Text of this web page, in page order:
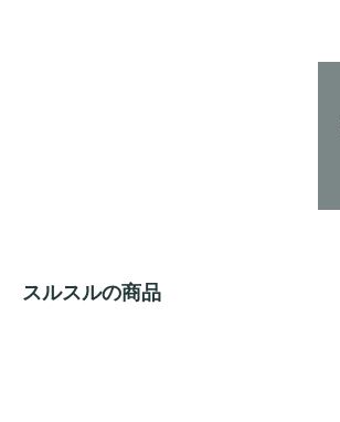
スルスルの商品